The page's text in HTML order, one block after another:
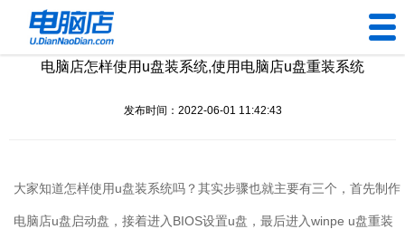
U盘工具
装机问题
电脑店怎样使用u盘装系统,使用电脑店u盘重装系统
发布时间：2022-06-01 11:42:43
大家知道怎样使用u盘装系统吗？其实步骤也就主要有三个，首先制作
电脑店u盘启动盘，接着进入BIOS设置u盘，最后进入winpe u盘重装